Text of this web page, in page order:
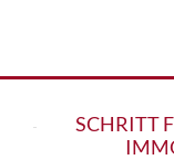
SCHRITT